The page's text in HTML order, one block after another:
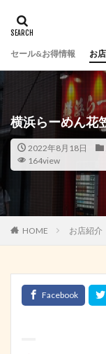
セール&お得情報 お
横浜らーめん花
2022年8月18日
164view
HOME お店紹介